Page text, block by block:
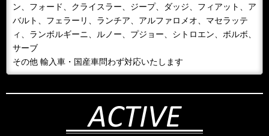
ン、フォード、クライスラー、ジープ、ダッジ、フィアット、ア
バルト、フェラーリ、ランチア、アルファロメオ、マセラッテ
ィ、ランボルギーニ、ルノー、プジョー、シトロエン、ボルボ、
サーブ
その他 輸入車・国産車問わず対応いたします